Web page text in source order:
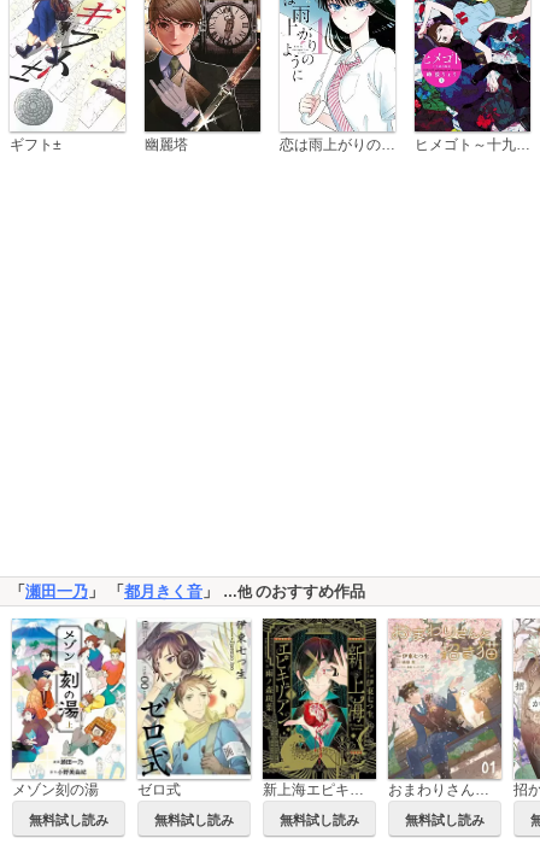
ギフト± 幽麗塔 ヒメゴト～十九歳の制服～
「瀬田一乃 」 「都月きく音 」 …他のおすすめ作品
メゾン刻の湯
無料試し読み
ゼロ式
無料試し読み
新上海エピキュリアン
無料試し読み
おまわりさんと招き猫【単話版】
無料試し読み